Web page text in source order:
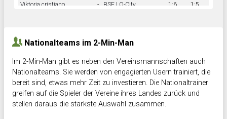
Viktoria cristiano - BSF LO-City 1:6 1:5
Nationalteams im 2-Min-Man
Im 2-Min-Man gibt es neben den Vereinsmannschaften auch
Nationalteams. Sie werden von engagierten Usern trainiert, die
bereit sind, etwas mehr Zeit zu investieren. Die Nationaltrainer
greifen auf die Spieler der Vereine ihres Landes zurück und
stellen daraus die stärkste Auswahl zusammen.